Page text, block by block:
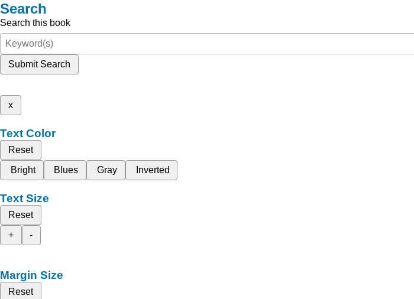
Search
Search this book
Submit Search
x
Text Color
Reset
Bright
Blues Gray Inverted
Text Size
Reset
+
-
Margin Size
Reset